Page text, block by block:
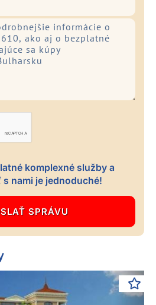
komplexné služby a
nami je jednoduché!
Next